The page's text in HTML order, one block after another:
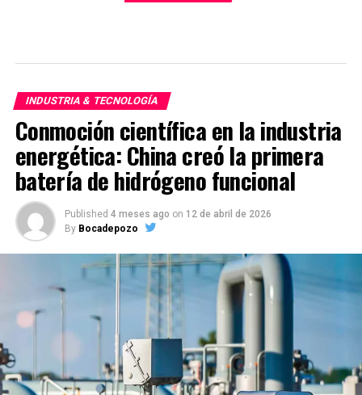
INDUSTRIA & TECNOLOGÍA
Conmoción científica en la industria
energética: China creó la primera
batería de hidrógeno funcional
Published 4 meses ago on 12 de abril de 2026
By Bocadepozo